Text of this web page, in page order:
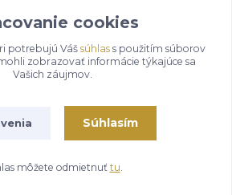
na
Eshop-rychlo.sk
cookies
potrebujú Váš súhlass použitím súborov
zobrazovať informácie týkajúce sa
Vašich záujmov.
Súhlasím
môžete odmietnuť tu